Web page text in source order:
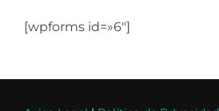
[wpforms id=»6″]